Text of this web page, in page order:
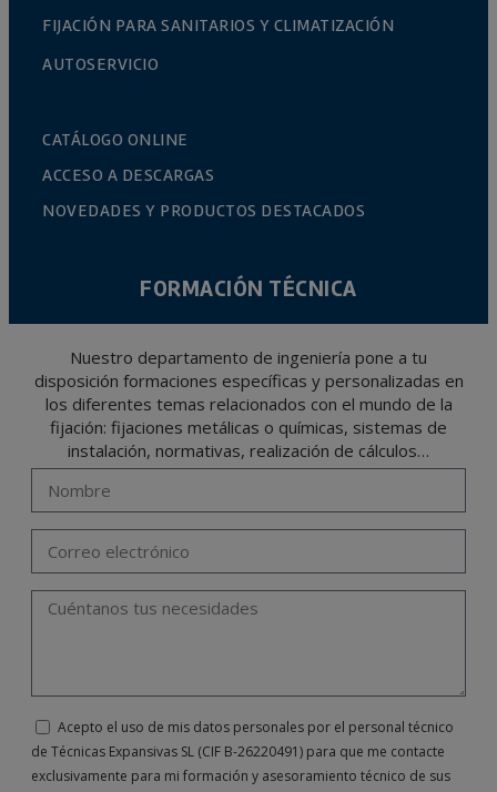
FIJACIÓN PARA SANITARIOS Y CLIMATIZACIÓN
AUTOSERVICIO
CATÁLOGO ONLINE
ACCESO A DESCARGAS
NOVEDADES Y PRODUCTOS DESTACADOS
FORMACIÓN TÉCNICA
Nuestro departamento de ingeniería pone a tu
disposición formaciones específicas y personalizadas en
los diferentes temas relacionados con el mundo de la
fijación: fijaciones metálicas o químicas, sistemas de
instalación, normativas, realización de cálculos…
Acepto el uso de mis datos personales por el personal técnico
de Técnicas Expansivas SL (CIF B-26220491) para que me contacte
exclusivamente para mi formación y asesoramiento técnico de sus